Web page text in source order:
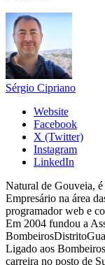
Sérgio Cipriano
Website
Facebook
X (Twitter)
Instagram
LinkedIn
Natural de Gouveia,
Empresário na área
programador web e
Em 2004 fundou a
Ligado aos
carreira no posto de